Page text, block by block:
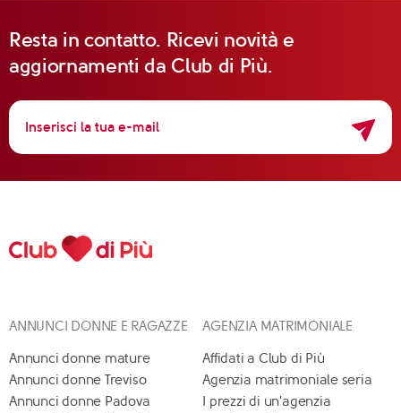
Resta in contatto. Ricevi novità e
aggiornamenti da Club di Più.
ANNUNCI DONNE E RAGAZZE
Annunci donne mature
Annunci donne Treviso
Annunci donne Padova
AGENZIA MATRIMONIALE
Affidati a Club di Più
Agenzia matrimoniale seria
I prezzi di un'agenzia